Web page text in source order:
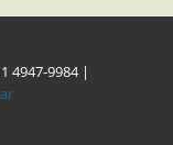
4947-9984 |